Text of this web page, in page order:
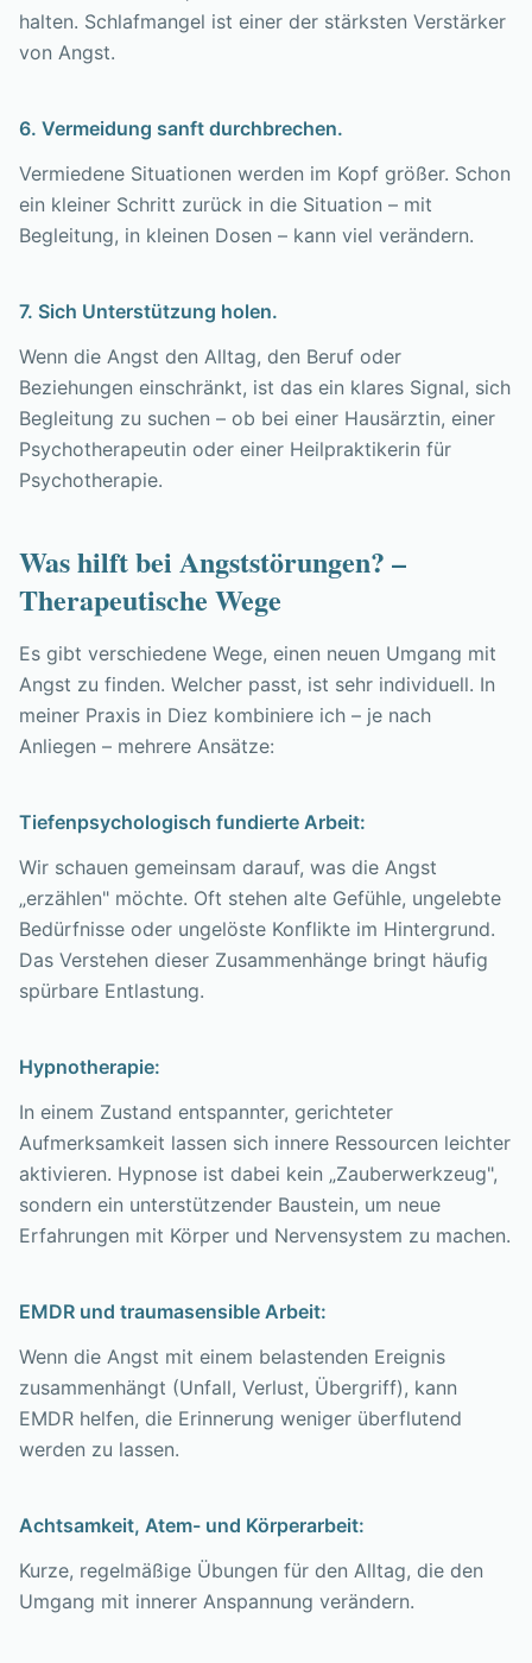
halten. Schlafmangel ist einer der stärksten Verstärker
von Angst.
6. Vermeidung sanft durchbrechen.
Vermiedene Situationen werden im Kopf größer. Schon
ein kleiner Schritt zurück in die Situation – mit
Begleitung, in kleinen Dosen – kann viel verändern.
7. Sich Unterstützung holen.
Wenn die Angst den Alltag, den Beruf oder
Beziehungen einschränkt, ist das ein klares Signal, sich
Begleitung zu suchen – ob bei einer Hausärztin, einer
Psychotherapeutin oder einer Heilpraktikerin für
Psychotherapie.
Was hilft bei Angststörungen? –
Therapeutische Wege
Es gibt verschiedene Wege, einen neuen Umgang mit
Angst zu finden. Welcher passt, ist sehr individuell. In
meiner Praxis in Diez kombiniere ich – je nach
Anliegen – mehrere Ansätze:
Tiefenpsychologisch fundierte Arbeit:
Wir schauen gemeinsam darauf, was die Angst
„erzählen" möchte. Oft stehen alte Gefühle, ungelebte
Bedürfnisse oder ungelöste Konflikte im Hintergrund.
Das Verstehen dieser Zusammenhänge bringt häufig
spürbare Entlastung.
Hypnotherapie:
In einem Zustand entspannter, gerichteter
Aufmerksamkeit lassen sich innere Ressourcen leichter
aktivieren. Hypnose ist dabei kein „Zauberwerkzeug",
sondern ein unterstützender Baustein, um neue
Erfahrungen mit Körper und Nervensystem zu machen.
EMDR und traumasensible Arbeit:
Wenn die Angst mit einem belastenden Ereignis
zusammenhängt (Unfall, Verlust, Übergriff), kann
EMDR helfen, die Erinnerung weniger überflutend
werden zu lassen.
Achtsamkeit, Atem- und Körperarbeit:
Kurze, regelmäßige Übungen für den Alltag, die den
Umgang mit innerer Anspannung verändern.